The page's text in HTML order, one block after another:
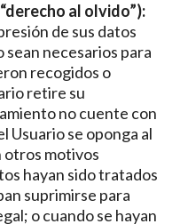
al olvido”):
de sus datos
sean necesarios para
recogidos o
retire su
no cuente con
Usuario se oponga al
otros motivos
hayan sido tratados
suprimirse para
o cuando se hayan